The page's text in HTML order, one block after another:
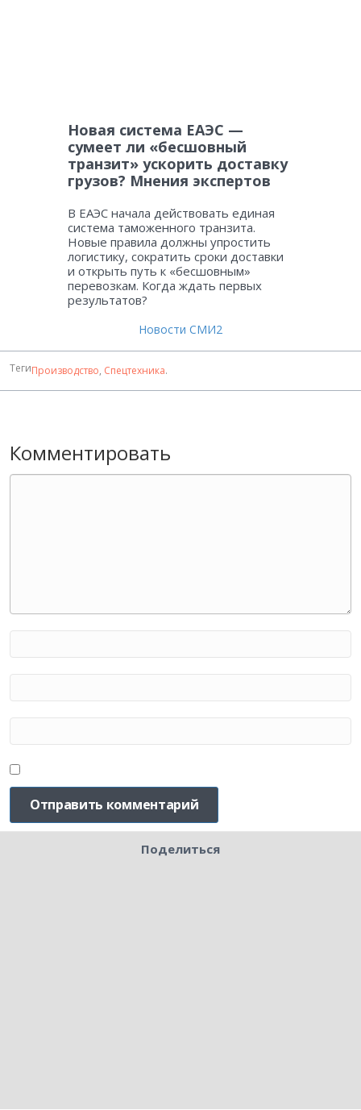
Новая система ЕАЭС —
сумеет ли «бесшовный
транзит» ускорить доставку
грузов? Мнения экспертов
В ЕАЭС начала действовать единая
система таможенного транзита.
Новые правила должны упростить
логистику, сократить сроки доставки
и открыть путь к «бесшовным»
перевозкам. Когда ждать первых
результатов?
Новости СМИ2
ТегиПроизводство, Спецтехника.
Комментировать
Поделиться